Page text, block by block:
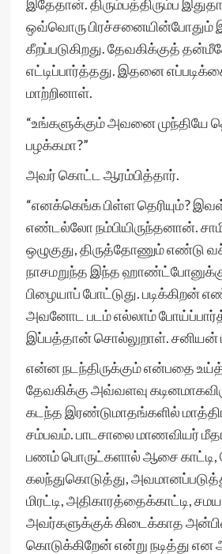
இதேதான். திரும்பத்திரும்ப
ஒவ்வொரு பிரச்சனையின்போதும்
கீறப்படுகிறது. தேவகிக்குத்
எட்டிப்பார்த்தது. இதனை
மாற்றினாள்.
“உங்களுக்கும் அவனை முந்தியே
பழக்கமா?”
அவர் கொட்ட ஆரம்பித்தார்.
“எனக்கெங்க பிள்ள தெரியும்?
எண்டல்லோ நம்பியிருந்தனான்.
ஒழுகுது, திருத்தோணும் எண்டு
நாசமறுந்த இந்த
பிழையாப் போட்டுது. படிக்கிறன்
அவனோட படம் எல்லாம்
இப்பத்தான் சொல்லுறாள். சனியன்
என்ன நடந்திருக்கும் என்பதை
தேவகிக்கு அவ்வளவு
கடந்த இரண்டுமாதங்களில்
சம்பவம். பாடசாலை மாணவியர்
பணம் பொருட்களால் ஆசை
கலந்துகொடுத்து,
மிரட்டி, அதிகாரத்தைக்காட்டி,
அவர்களுக்குக் கிடைக்காத
கொடுக்கிறேன் என்று நடித்து என